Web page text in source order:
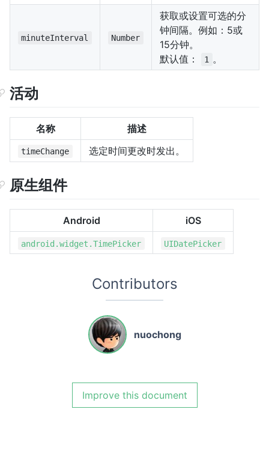
minuteInterval Number
获取或设置可选的分
钟间隔。例如：5或
15分钟。
默认值：
1 。
活动
名称 描述
timeChange 选定时间更改时发出。
原生组件
Android iOS
android.widget.TimePicker UIDatePicker
Contributors
nuochong
Improve this document